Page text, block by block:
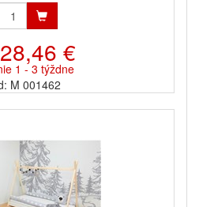
€
1 - 3 týždne
M 001462